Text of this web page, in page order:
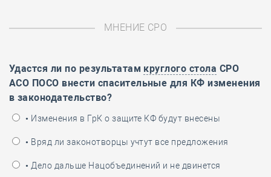
МНЕНИЕ СРО
Удастся ли по результатам круглого стола СРО
АСО ПОСО внести спасительные для КФ изменения
в законодательство?
• Изменения в ГрК о защите КФ будут внесены
• Вряд ли законотворцы учтут все предложения
• Дело дальше Нацобъединений и не двинется